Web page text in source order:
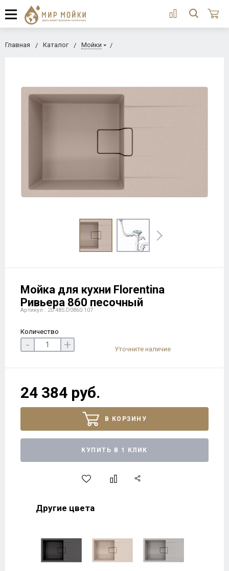
Главная Каталог Мойки
Мойка для кухни Florentina
Ривьера 860 песочный
Артикул : 20.485.D0860.107
Уточните наличие
Количество
- +
24 384 руб.
В КОРЗИНУ
КУПИТЬ В 1 КЛИК
Другие цвета